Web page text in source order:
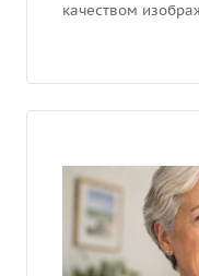
качеством